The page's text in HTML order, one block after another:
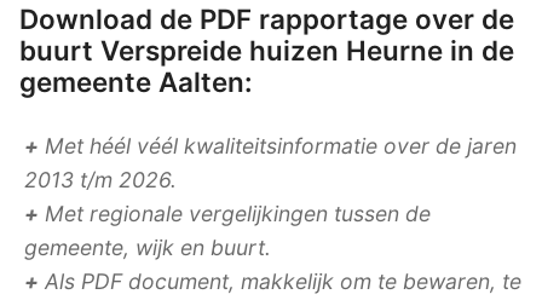
Download de PDF rapportage over de
buurt Verspreide huizen Heurne in de
gemeente Aalten:
+ Met héél véél kwaliteitsinformatie over de jaren
2013 t/m 2026.
+ Met regionale vergelijkingen tussen de
gemeente, wijk en buurt.
+ Als PDF document, makkelijk om te bewaren, te